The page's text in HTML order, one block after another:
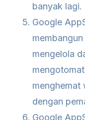
banyak lagi.
Google
mengelola
menghemat
dengan
Google